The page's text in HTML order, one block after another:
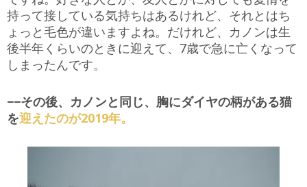
持って接している気持ちはあるけれど、それとはち
ょっと毛色が違いますよね。だけれど、カノンは生
後半年くらいのときに迎えて、7歳で急に亡くなって
しまったんです。
−−その後、カノンと同じ、胸にダイヤの柄がある猫
を迎えたのが2019年。